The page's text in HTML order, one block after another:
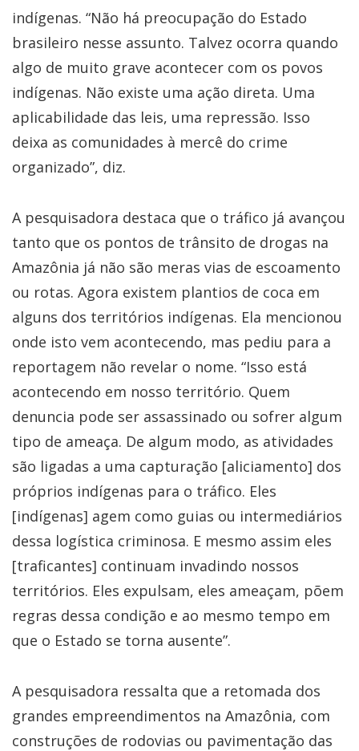
indígenas. “Não há preocupação do Estado
brasileiro nesse assunto. Talvez ocorra quando
algo de muito grave acontecer com os povos
indígenas. Não existe uma ação direta. Uma
aplicabilidade das leis, uma repressão. Isso
deixa as comunidades à mercê do crime
organizado”, diz.
A pesquisadora destaca que o tráfico já avançou
tanto que os pontos de trânsito de drogas na
Amazônia já não são meras vias de escoamento
ou rotas. Agora existem plantios de coca em
alguns dos territórios indígenas. Ela mencionou
onde isto vem acontecendo, mas pediu para a
reportagem não revelar o nome. “Isso está
acontecendo em nosso território. Quem
denuncia pode ser assassinado ou sofrer algum
tipo de ameaça. De algum modo, as atividades
são ligadas a uma capturação [aliciamento] dos
próprios indígenas para o tráfico. Eles
[indígenas] agem como guias ou intermediários
dessa logística criminosa. E mesmo assim eles
[traficantes] continuam invadindo nossos
territórios. Eles expulsam, eles ameaçam, põem
regras dessa condição e ao mesmo tempo em
que o Estado se torna ausente”.
A pesquisadora ressalta que a retomada dos
grandes empreendimentos na Amazônia, com
construções de rodovias ou pavimentação das